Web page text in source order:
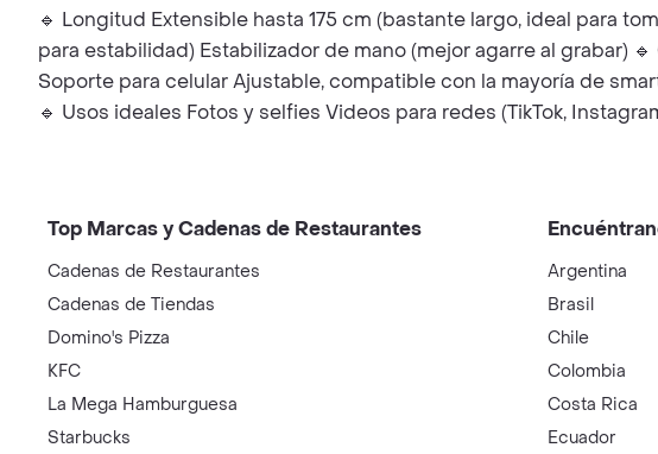
🔹 Longitud Extensible hasta 175 cm (bastante largo, ideal para
para estabilidad) Estabilizador de mano (mejor agarre al grabar)
Soporte para celular Ajustable, compatible con la mayoría de
🔹 Usos ideales Fotos y selfies Videos para redes (TikTok,
Top Marcas y Cadenas de Restaurantes
Cadenas de Restaurantes
Cadenas de Tiendas
Domino's Pizza
KFC
La Mega Hamburguesa
Starbucks
Argentina
Brasil
Chile
Colombia
Costa Rica
Ecuador